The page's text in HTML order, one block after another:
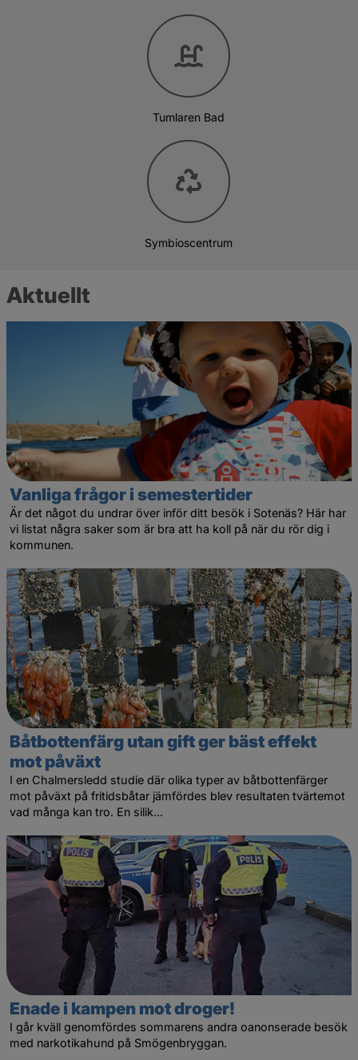
Tumlaren Bad
Symbioscentrum
Aktuellt
Vanliga frågor i semestertider
Är det något du undrar över inför ditt besök i Sotenäs? Här har
vi listat några saker som är bra att ha koll på när du rör dig i
kommunen.
Båtbottenfärg utan gift ger bäst effekt
mot påväxt
I en Chalmersledd studie där olika typer av båtbottenfärger
mot påväxt på fritidsbåtar jämfördes blev resultaten tvärtemot
vad många kan tro. En silik...
Enade i kampen mot droger!
I går kväll genomfördes sommarens andra oanonserade besök
med narkotikahund på Smögenbryggan.